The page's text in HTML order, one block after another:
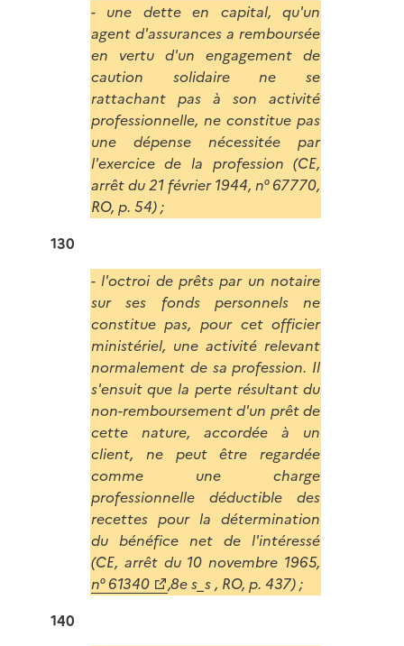
- une dette en capital, qu'un
agent d'assurances a remboursée
en vertu d'un engagement de
caution solidaire ne se
rattachant pas à son activité
professionnelle, ne constitue pas
une dépense nécessitée par
l'exercice de la profession (CE,
arrêt du 21 février 1944, n° 67770,
RO, p. 54) ;
130
- l'octroi de prêts par un notaire
sur ses fonds personnels ne
constitue pas, pour cet officier
ministériel, une activité relevant
normalement de sa profession. Il
s'ensuit que la perte résultant du
non-remboursement d'un prêt de
cette nature, accordée à un
client, ne peut être regardée
comme une charge
professionnelle déductible des
recettes pour la détermination
du bénéfice net de l'intéressé
(CE, arrêt du 10 novembre 1965,
n° 61340
,8e s_s , RO, p. 437) ;
140